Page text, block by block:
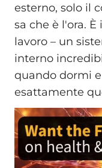
esterno, solo il
sa che è l'ora.
lavoro – un
interno
quando dormi
esattamente